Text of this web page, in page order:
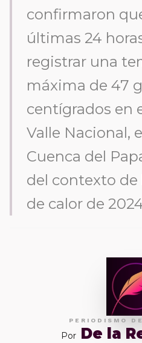
confirmaron
últimas 24
registrar una
máxima de 47
centígrados en
Valle Nacional,
Cuenca del
del contexto de
de calor de
PERIODISMO
Por De la